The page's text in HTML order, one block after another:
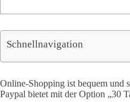
Schnellnavigation
Online-Shopping ist bequem und
Paypal bietet mit der Option „30